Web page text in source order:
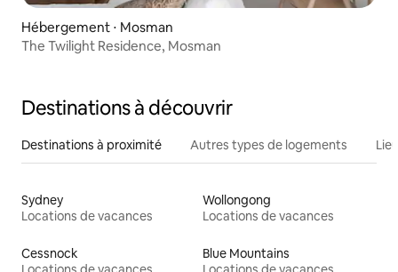
Hébergement ⋅ Mosman
The Twilight Residence, Mosman
Destinations à découvrir
Destinations à proximité Autres types de logements
Sydney
Locations de vacances
Wollongong
Locations de vacances
Cessnock
Blue Mountains